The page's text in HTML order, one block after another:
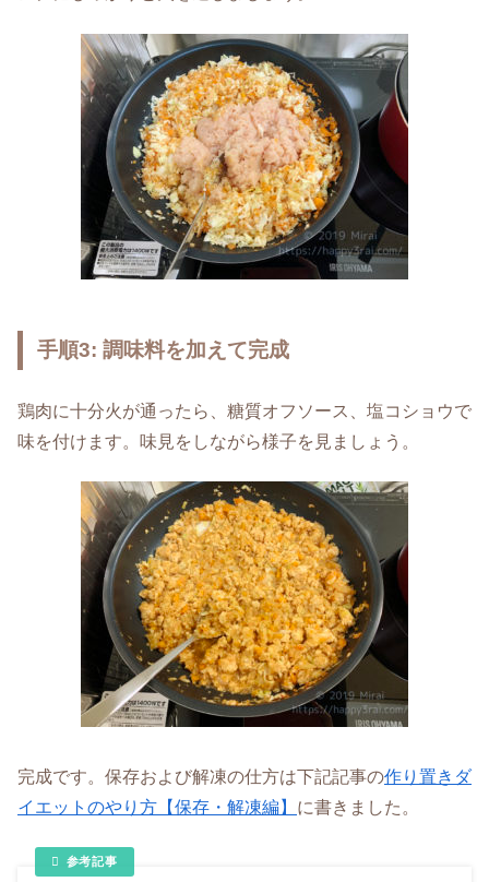
手順3: 調味料を加えて完成
鶏肉に十分火が通ったら、糖質オフソース、塩コショウで
味を付けます。味見をしながら様子を見ましょう。
完成です。保存および解凍の仕方は下記記事の作り置きダ
イエットのやり方【保存・解凍編】 に書きました。